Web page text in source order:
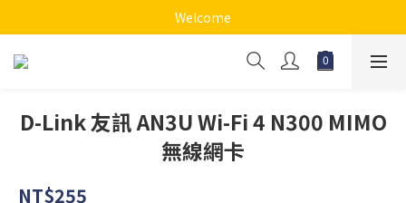
Welcome
D-Link 友訊 AN3U Wi-Fi 4 N300 MIMO
無線網卡
NT$255